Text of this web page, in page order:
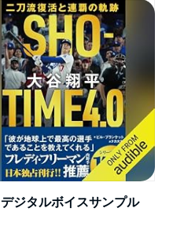
デジタルボイスサンプル